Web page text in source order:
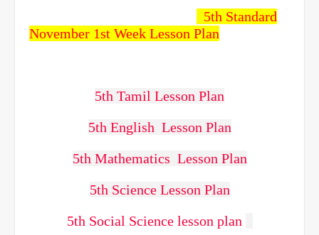
5th Standard
November 1st Week Lesson Plan
5th Tamil Lesson Plan
5th English Lesson Plan
5th Mathematics Lesson Plan
5th Science Lesson Plan
5th Social Science lesson plan